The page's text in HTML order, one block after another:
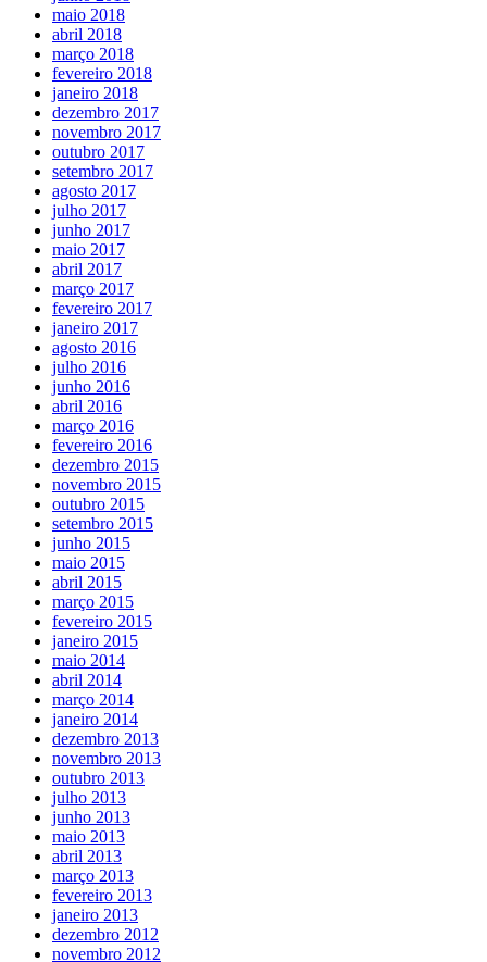
maio 2018
abril 2018
março 2018
fevereiro 2018
janeiro 2018
dezembro 2017
novembro 2017
outubro 2017
setembro 2017
agosto 2017
julho 2017
junho 2017
maio 2017
abril 2017
março 2017
fevereiro 2017
janeiro 2017
agosto 2016
julho 2016
junho 2016
abril 2016
março 2016
fevereiro 2016
dezembro 2015
novembro 2015
outubro 2015
setembro 2015
junho 2015
maio 2015
abril 2015
março 2015
fevereiro 2015
janeiro 2015
maio 2014
abril 2014
março 2014
janeiro 2014
dezembro 2013
novembro 2013
outubro 2013
julho 2013
junho 2013
maio 2013
abril 2013
março 2013
fevereiro 2013
janeiro 2013
dezembro 2012
novembro 2012